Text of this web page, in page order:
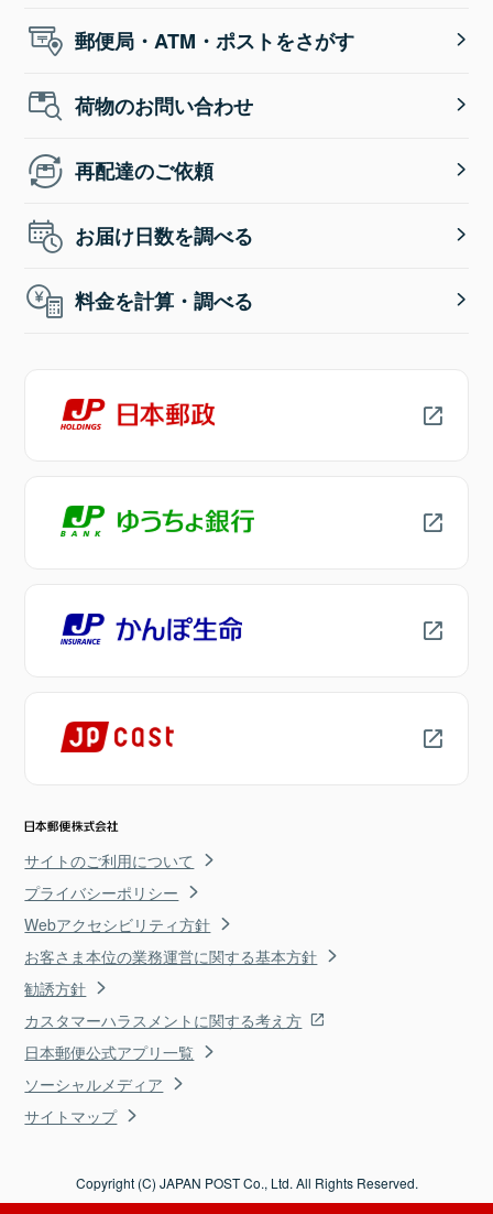
郵便局・ATM・ポストをさがす
荷物のお問い合わせ
再配達のご依頼
お届け日数を調べる
料金を計算・調べる
サイトのご利用について
プライバシーポリシー
Webアクセシビリティ方針
お客さま本位の業務運営に関する基本方針
勧誘方針
カスタマーハラスメントに関する考え方
日本郵便公式アプリ一覧
ソーシャルメディア
サイトマップ
Copyright (C) JAPAN POST Co., Ltd. All Rights Reserved.